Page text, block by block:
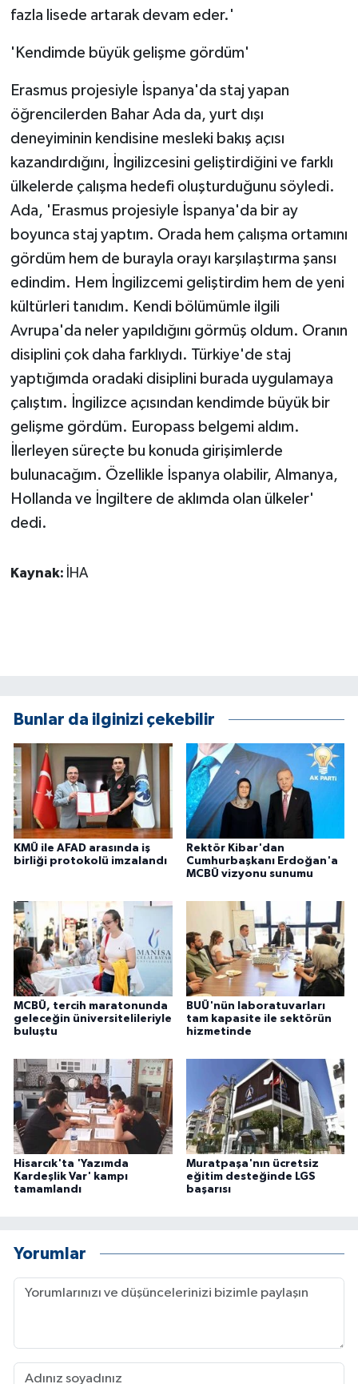
fazla lisede artarak devam eder.'
'Kendimde büyük gelişme gördüm'
Erasmus projesiyle İspanya'da staj yapan
öğrencilerden Bahar Ada da, yurt dışı
deneyiminin kendisine mesleki bakış açısı
kazandırdığını, İngilizcesini geliştirdiğini ve farklı
ülkelerde çalışma hedefi oluşturduğunu söyledi.
Ada, 'Erasmus projesiyle İspanya'da bir ay
boyunca staj yaptım. Orada hem çalışma ortamını
gördüm hem de burayla orayı karşılaştırma şansı
edindim. Hem İngilizcemi geliştirdim hem de yeni
kültürleri tanıdım. Kendi bölümümle ilgili
Avrupa'da neler yapıldığını görmüş oldum. Oranın
disiplini çok daha farklıydı. Türkiye'de staj
yaptığımda oradaki disiplini burada uygulamaya
çalıştım. İngilizce açısından kendimde büyük bir
gelişme gördüm. Europass belgemi aldım.
İlerleyen süreçte bu konuda girişimlerde
bulunacağım. Özellikle İspanya olabilir, Almanya,
Hollanda ve İngiltere de aklımda olan ülkeler'
dedi.
Kaynak: İHA
Bunlar da ilginizi çekebilir
KMÜ ile AFAD arasında iş
birliği protokolü imzalandı
Rektör Kibar'dan
Cumhurbaşkanı Erdoğan'a
MCBÜ vizyonu sunumu
MCBÜ, tercih maratonunda
geleceğin üniversitelileriyle
buluştu
BUÜ'nün laboratuvarları
tam kapasite ile sektörün
hizmetinde
Hisarcık'ta 'Yazımda
Kardeşlik Var' kampı
tamamlandı
Muratpaşa'nın ücretsiz
eğitim desteğinde LGS
başarısı
Yorumlar